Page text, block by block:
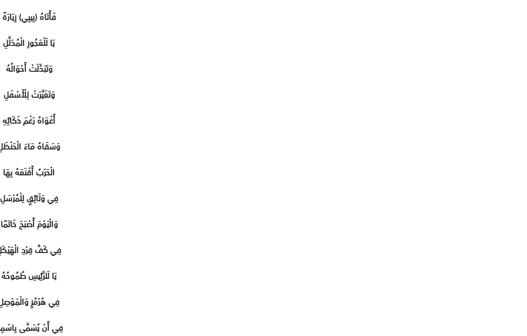
فَأَتَاهُ (بِيبِي) زِيَارَةً
يَا لَلْعَجُوزِ الْمُدَلَّلِ
وَتَبَدَّلَتْ أَحْوَالُهُ
وَتَغَيَّرَتْ لِلْأَسْفَلِ
أَغْوَاهُ رَغْمَ ذَكَائِهِ
وَسَقَاهُ مَاءَ
الْحَرْبُ أَقْنَعَهُ بِهَا
فِي وَثَائِقٍ لِلْمُرْسَلِ
وَالْيَوْمَ أَصْبَحَ خَاتَمًا
فِي كَفِّ قِرْدِ
يَا لَلرَّئِيسِ طُمُوحُهُ
فِي هُرْمُزٍ
فِي أَنْ يُسَمَّى